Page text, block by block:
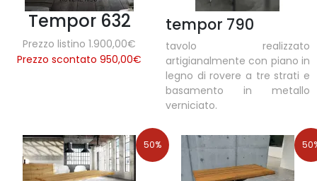
Tempor 632
Prezzo listino 1.900,00€
Prezzo scontato 950,00€
tempor 790
tavolo realizzato
artigianalmente con piano in
legno di rovere a tre strati e
basamento in metallo
verniciato.
50%